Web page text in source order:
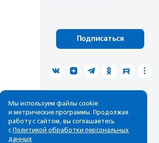
Подписаться
Мы используем файлы cookie
и метрические программы. Продолжая
работу с сайтом, вы соглашаетесь
с Политикой обработки персональных
данных